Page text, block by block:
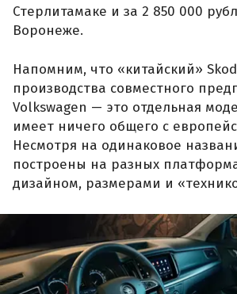
Стерлитамаке и за 2 850 000
Воронеже.
Напомним, что «китайский»
производства совместного
Volkswagen — это отдельная
имеет ничего общего с
Несмотря на одинаковое
построены на разных
дизайном, размерами и